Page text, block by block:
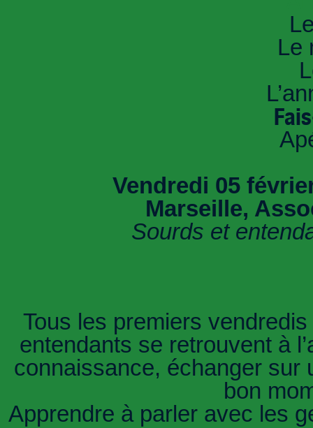
Le
Vendredi 05
Marseille,
Sourds et
Tous les premiers
entendants se retrouvent à
connaissance, échanger sur
bon
Apprendre à parler avec les